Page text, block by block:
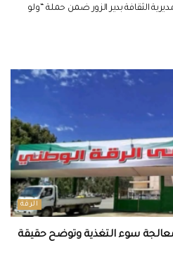
مديرية الثقافة بدير الزور ضمن حملة “ولو
الرقة
سوء التغذية وتوضح حقيقة